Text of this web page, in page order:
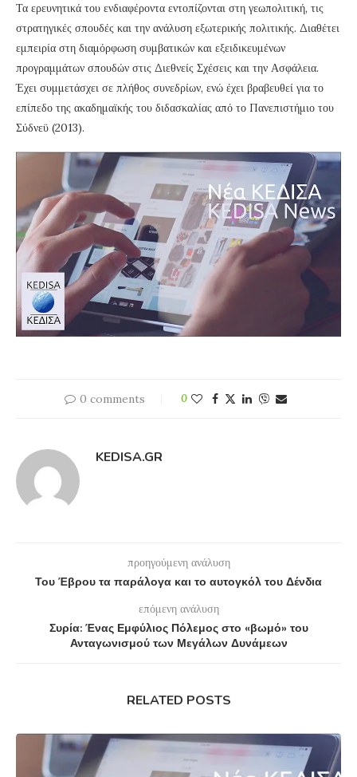
Τα ερευνητικά του ενδιαφέροντα εντοπίζονται στη γεωπολιτική, τις
στρατηγικές σπουδές και την ανάλυση εξωτερικής πολιτικής. Διαθέτει
εμπειρία στη διαμόρφωση συμβατικών και εξειδικευμένων
προγραμμάτων σπουδών στις Διεθνείς Σχέσεις και την Ασφάλεια.
Έχει συμμετάσχει σε πλήθος συνεδρίων, ενώ έχει βραβευθεί για το
επίπεδο της ακαδημαϊκής του διδασκαλίας από το Πανεπιστήμιο του
Σύδνεϋ (2013).
0 comments 0
KEDISA.GR
προηγούμενη ανάλυση
Του Έβρου τα παράλογα και το αυτογκόλ του Δένδια
επόμενη ανάλυση
Συρία: Ένας Εμφύλιος Πόλεμος στο «βωμό» του
Ανταγωνισμού των Μεγάλων Δυνάμεων
RELATED POSTS